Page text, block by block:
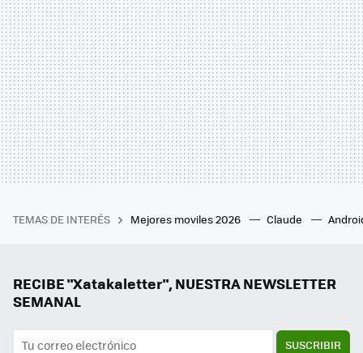
TEMAS DE INTERÉS Mejores moviles 2026 Claude
RECIBE "Xatakaletter", NUESTRA NEWSLETTER
SEMANAL
SUSCRIBIR